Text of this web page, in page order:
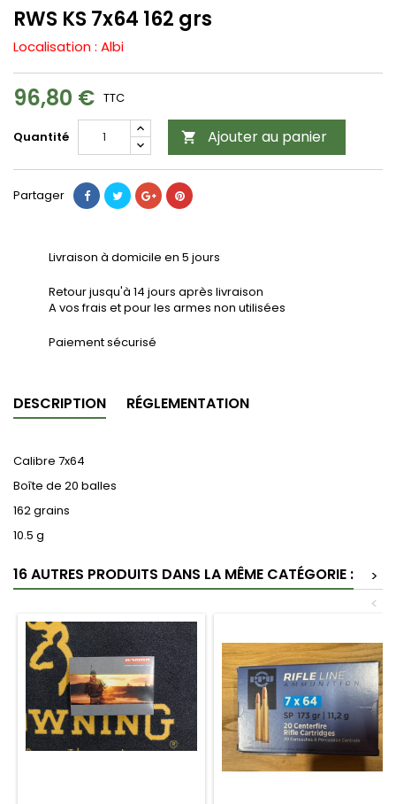
RWS KS 7x64 162 grs
Localisation : Albi
96,80 € TTC
Quantité  Ajouter au panier
Partager
Livraison à domicile en 5 jours
Retour jusqu'à 14 jours après livraison
A vos frais et pour les armes non utilisées
Paiement sécurisé
DESCRIPTION RÉGLEMENTATION
Calibre 7x64
Boîte de 20 balles
162 grains
10.5 g
16 AUTRES PRODUITS DANS LA MÊME CATÉGORIE :
>
<